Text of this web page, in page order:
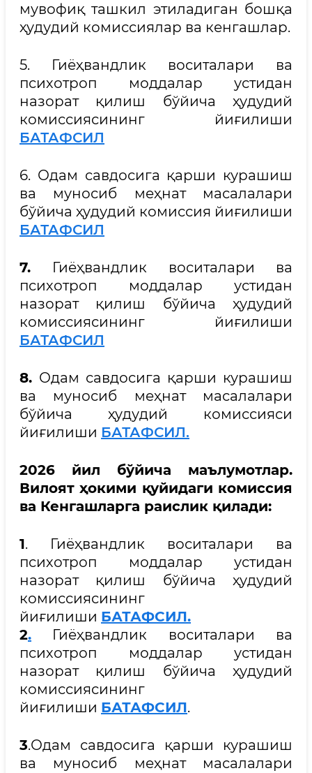
мувофиқ ташкил этиладиган бошқа
ҳудудий комиссиялар ва кенгашлар.
5. Гиёҳвандлик воситалари ва
психотроп моддалар устидан
назорат қилиш бўйича ҳудудий
комиссиясининг йиғилиши
БАТАФСИЛ
6. Одам савдосига қарши курашиш
ва муносиб меҳнат масалалари
бўйича ҳудудий комиссия йиғилиши
БАТАФСИЛ
7. Гиёҳвандлик воситалари ва
психотроп моддалар устидан
назорат қилиш бўйича ҳудудий
комиссиясининг йиғилиши
БАТАФСИЛ
8. Одам савдосига қарши курашиш
ва муносиб меҳнат масалалари
бўйича ҳудудий комиссияси
йиғилиши БАТАФСИЛ.
2026 йил бўйича маълумотлар.
Вилоят ҳокими қуйидаги комиссия
ва Кенгашларга раислик қилади:
1. Гиёҳвандлик воситалари ва
психотроп моддалар устидан
назорат қилиш бўйича ҳудудий
комиссиясининг
йиғилиши БАТАФСИЛ.
2. Гиёҳвандлик воситалари ва
психотроп моддалар устидан
назорат қилиш бўйича ҳудудий
комиссиясининг
йиғилиши БАТАФСИЛ.
3.Одам савдосига қарши курашиш
ва муносиб меҳнат масалалари